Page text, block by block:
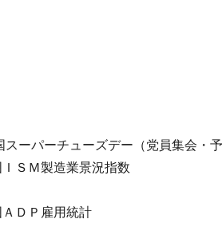
ーパーチューズデー（党員集会・予
Ｍ製造業景況指数
ＤＰ雇用統計